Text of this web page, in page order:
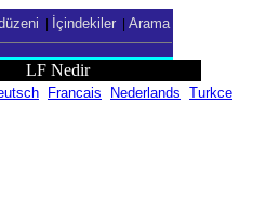
İçindekiler| Arama
LF Nedir
Francais Nederlands Turkce